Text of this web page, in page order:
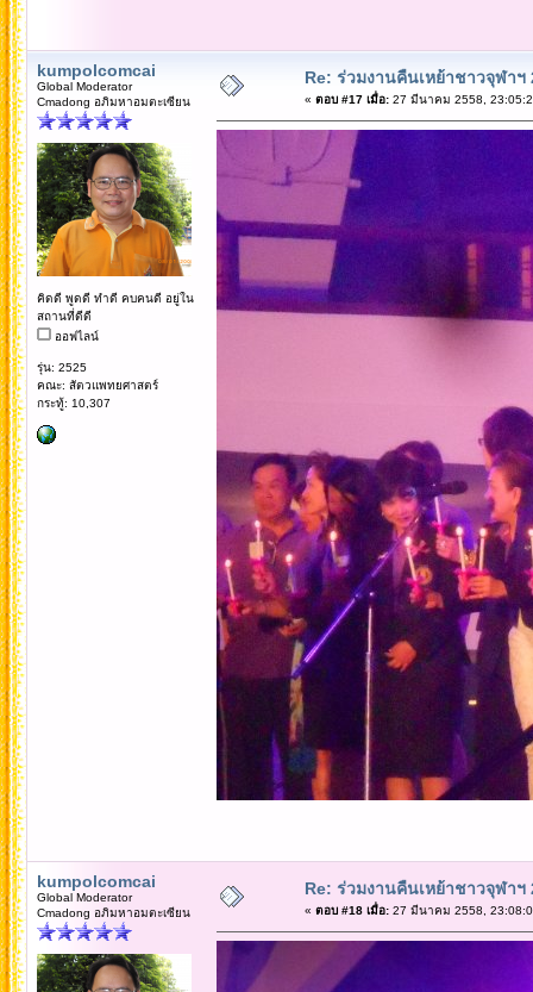
kumpolcomcai
Global Moderator
Cmadong อภิมหาอมตะเซียน
คิดดี พูดดี ทำดี คบคนดี อยู่ใน
สถานที่ดีดี
ออฟไลน์
รุ่น: 2525
คณะ: สัตวแพทยศาสตร์
กระทู้: 10,307
Re: ร่วมงานคืนเหย้าชาวจุฬาฯ
« ตอบ #17 เมื่อ:27 มีนาคม 2558,
kumpolcomcai
Global Moderator
Cmadong อภิมหาอมตะเซียน
Re: ร่วมงานคืนเหย้าชาวจุฬาฯ
« ตอบ #18 เมื่อ:27 มีนาคม 2558,